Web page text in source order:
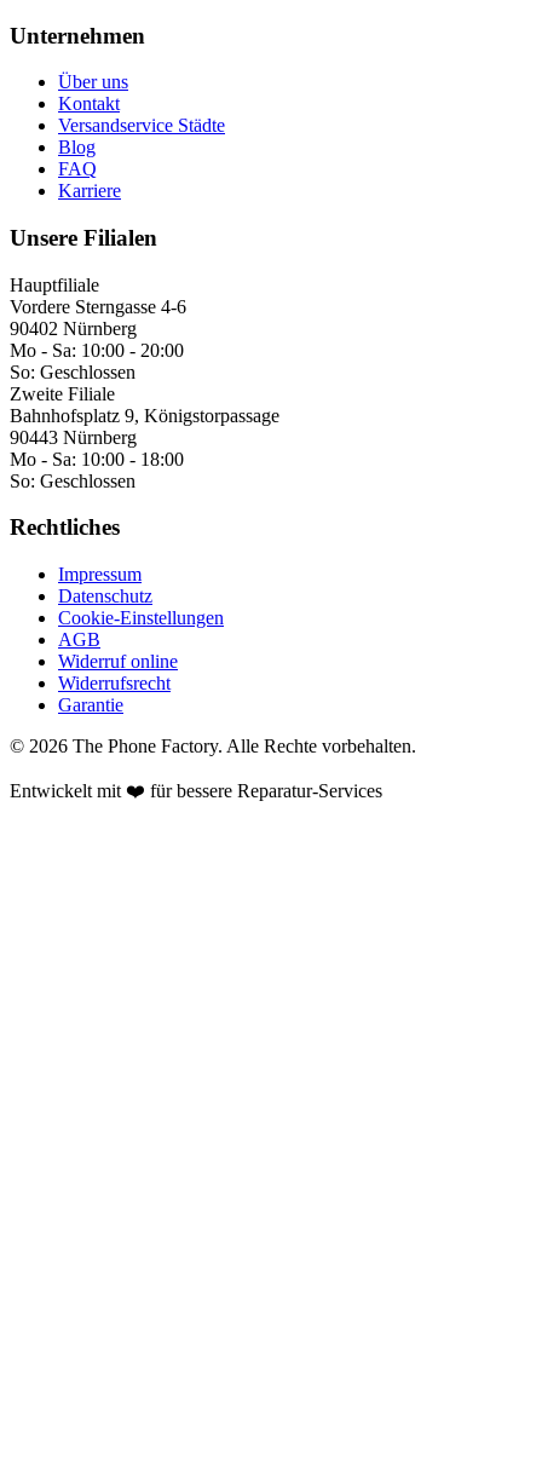
Unternehmen
Über uns
Kontakt
Versandservice Städte
Blog
FAQ
Karriere
Unsere Filialen
Hauptfiliale
Vordere Sterngasse 4-6
90402 Nürnberg
Mo - Sa: 10:00 - 20:00
So: Geschlossen
Zweite Filiale
Bahnhofsplatz 9, Königstorpassage
90443 Nürnberg
Mo - Sa: 10:00 - 18:00
So: Geschlossen
Rechtliches
Impressum
Datenschutz
Cookie-Einstellungen
AGB
Widerruf online
Widerrufsrecht
Garantie
© 2026 The Phone Factory. Alle Rechte vorbehalten.
Entwickelt mit ❤️ für bessere Reparatur-Services